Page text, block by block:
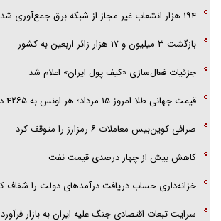
۱۹۴ هزار انشعاب غیر مجاز از شبکه برق جمع‌آوری شد
بازگشت ۳ میلیون و ۱۷ هزار زائر اربعین به کشور
جزئیات فعال‌سازی «کیف پول ایران» اعلام شد
قیمت جهانی طلا امروز ۱۵ مرداد؛ هر اونس به ۴۲۶۵ دلار و ۲۲ سنت رسید
صرافی کوین‌بیس معاملات ۶ رمزارز را متوقف کرد
کاهش بیش از چهار درصدی قیمت نفت
خزانه‌داری حساب دریافت درآمد‌های دولت را شفاف
سرایت تبعات اقتصادی جنگ علیه ایران به بازار